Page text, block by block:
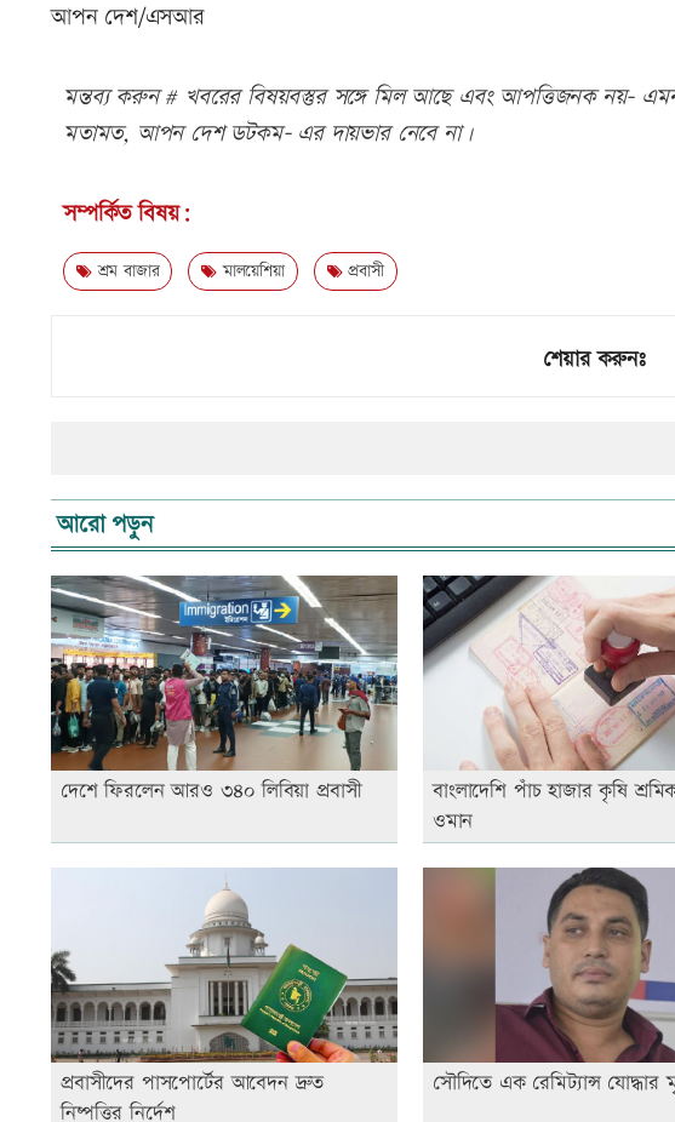
আপন দেশ/এসআর
মন্তব্য করুন # খবরের বিষয়বস্তুর সঙ্গে মিল আছে এবং আপত্তিজনক নয়- এমন
মতামত, আপন দেশ ডটকম- এর দায়ভার নেবে না।
সম্পর্কিত বিষয়:
শ্রম বাজার মালয়েশিয়া প্রবাসী
শেয়ার করুনঃ
আরো পড়ুন
দেশে ফিরলেন আরও ৩৪০ লিবিয়া প্রবাসী
বাংলাদেশি পাঁচ হাজার কৃষি
ওমান
প্রবাসীদের পাসপোর্টের আবেদন দ্রুত
নিষ্পত্তির নির্দেশ
সৌদিতে এক রেমিট্যান্স যোদ্ধার